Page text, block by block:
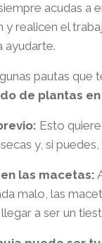
acudas a
y realicen el
ayudarte.
pautas que
de plantas
Esto
y, si
las macetas:
malo, las
a ser un